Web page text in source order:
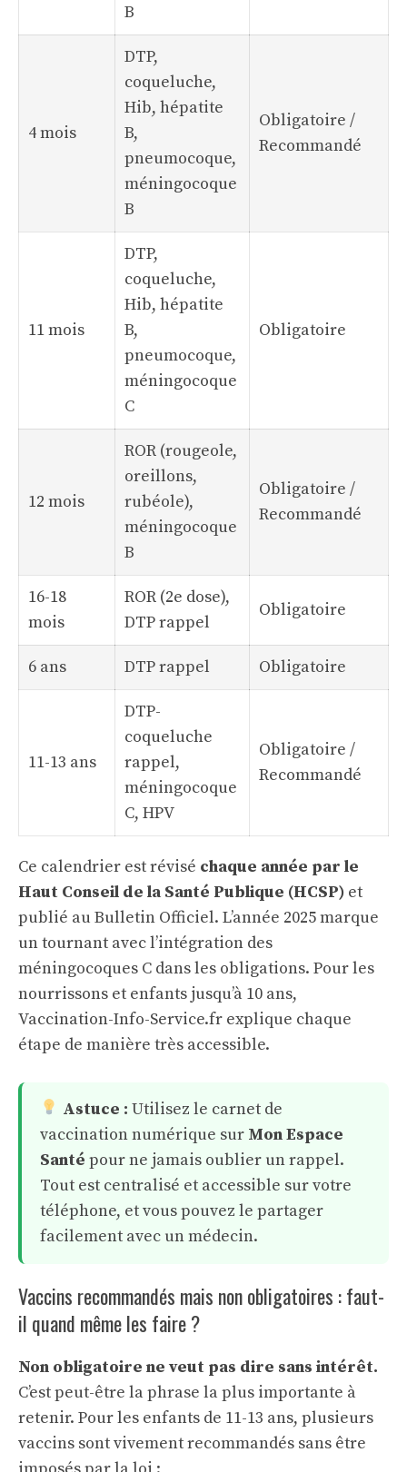
B
4 mois
DTP,
coqueluche,
Hib, hépatite
B,
pneumocoque,
méningocoque
B
Obligatoire /
Recommandé
11 mois
DTP,
coqueluche,
Hib, hépatite
B,
pneumocoque,
méningocoque
C
Obligatoire
12 mois
ROR (rougeole,
oreillons,
rubéole),
méningocoque
B
Obligatoire /
Recommandé
16-18
mois
ROR (2e dose),
DTP rappel
Obligatoire
6 ans DTP rappel Obligatoire
11-13 ans
DTP-
coqueluche
rappel,
méningocoque
C, HPV
Obligatoire /
Recommandé
Ce calendrier est révisé chaque année par le
Haut Conseil de la Santé Publique (HCSP) et
publié au Bulletin Officiel. L’année 2025 marque
un tournant avec l’intégration des
méningocoques C dans les obligations. Pour les
nourrissons et enfants jusqu’à 10 ans,
Vaccination-Info-Service.fr explique chaque
étape de manière très accessible.
Astuce : Utilisez le carnet de
vaccination numérique sur Mon Espace
Santé pour ne jamais oublier un rappel.
Tout est centralisé et accessible sur votre
téléphone, et vous pouvez le partager
facilement avec un médecin.
Vaccins recommandés mais non obligatoires : faut-
il quand même les faire ?
Non obligatoire ne veut pas dire sans intérêt.
C’est peut-être la phrase la plus importante à
retenir. Pour les enfants de 11-13 ans, plusieurs
vaccins sont vivement recommandés sans être